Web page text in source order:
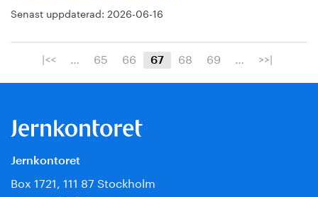
Senast uppdaterad: 2026-06-16
|<< … 65 66 67 68 69 … >>|
Jernkontoret
Box 1721, 111 87 Stockholm